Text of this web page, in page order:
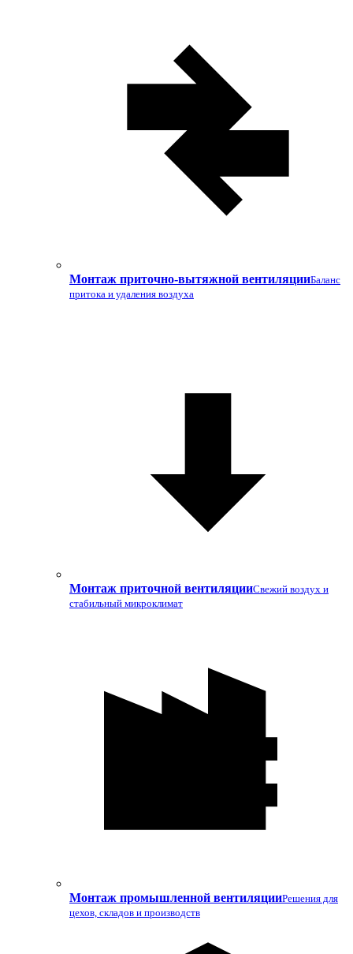
Монтаж приточно-вытяжной вентиляцииБаланс
притока и удаления воздуха
Монтаж приточной вентиляцииСвежий воздух и
стабильный микроклимат
Монтаж промышленной вентиляцииРешения для
цехов, складов и производств